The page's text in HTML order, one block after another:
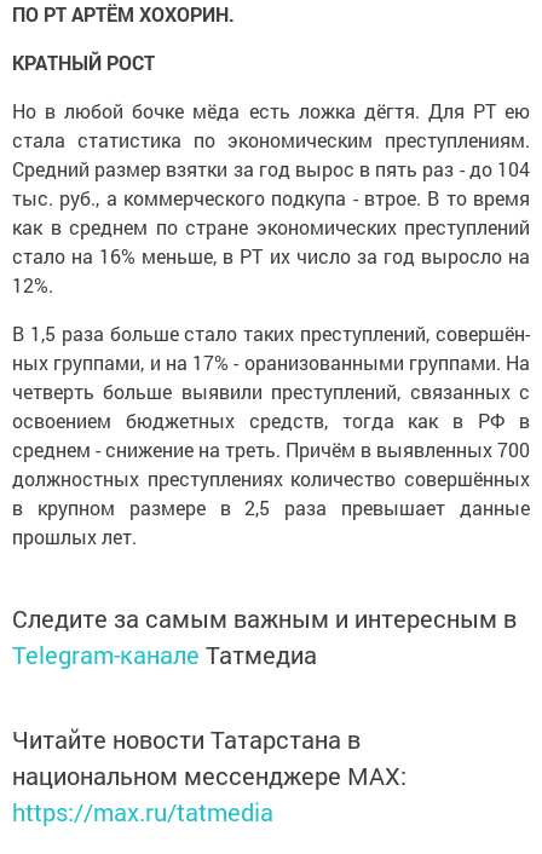
ПО РТ АРТЁМ ХОХОРИН.
КРАТНЫЙ РОСТ
Но в любой бочке мёда есть ложка дёгтя. Для РТ ею
стала статистика по экономическим преступлениям.
Средний раз­мер взятки за год вырос в пять раз - до 104
тыс. руб., а коммерческого подкупа - втрое. В то время
как в среднем по стране экономических преступлений
стало на 16% меньше, в РТ их число за год выросло на
12%.
В 1,5 раза больше стало та­ких преступлений, совершён­
ных группами, и на 17% - оранизованными группами. На
четверть больше выявили преступлений, связанных с
освое­нием бюджетных средств, тогда как в РФ в
среднем - снижение на треть. Причём в выявленных 700
должностных преступлениях количество совершённых
в крупном размере в 2,5 раза пре­вышает данные
прошлых лет.
Следите за самым важным и интересным в
Telegram-канале Татмедиа
Читайте новости Татарстана в
национальном мессенджере MАХ:
https://max.ru/tatmedia